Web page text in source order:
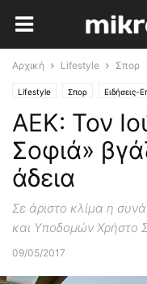
Αρχική Lifestyle Σπορ
Lifestyle Σπορ Ειδήσεις-
ΑΕΚ: Τον
Σοφιά»
άδεια
Σε άριστο κλίμα η
και Υποδομών Χρήστο
09/05/2017